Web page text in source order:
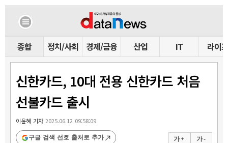
종합 정치/사회 경제/금융 산업 IT 라이프
신한카드, 10대 전용 신한카드 처음
선불카드 출시
이윤혜 기자2025.06.12 09:58:09
가 + 가 -
구글 검색 선호 출처로 추가